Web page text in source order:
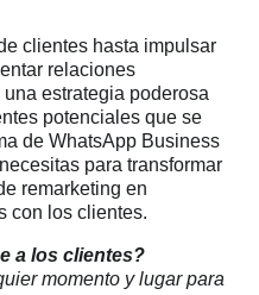
clientes hasta impulsar
relaciones
estrategia poderosa
potenciales que se
de WhatsApp Business
para transformar
remarketing en
con los clientes.
a los clientes?
momento y lugar para